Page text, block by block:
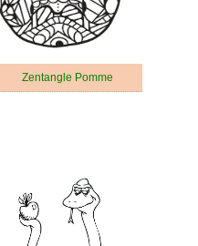
Zentangle Pomme